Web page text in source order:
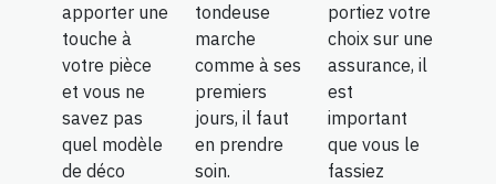
apporter une
touche à
votre pièce
et vous ne
savez pas
quel modèle
de déco
tondeuse
marche
comme à ses
premiers
jours, il faut
en prendre
soin.
portiez votre
choix sur une
assurance, il
est
important
que vous le
fassiez